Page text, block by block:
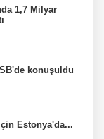
1,7 Milyar
konuşuldu
Estonya'da...